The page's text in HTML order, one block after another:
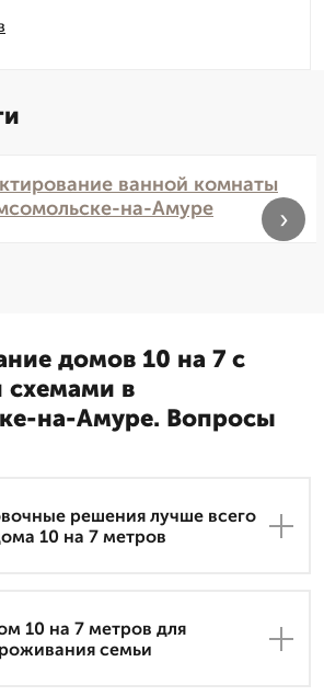
ванной комнаты
на-Амуре
›
домов 10 на 7 с
схемами в
на-Амуре. Вопросы
решения лучше всего
10 на 7 метров
10 на 7 метров для
семьи